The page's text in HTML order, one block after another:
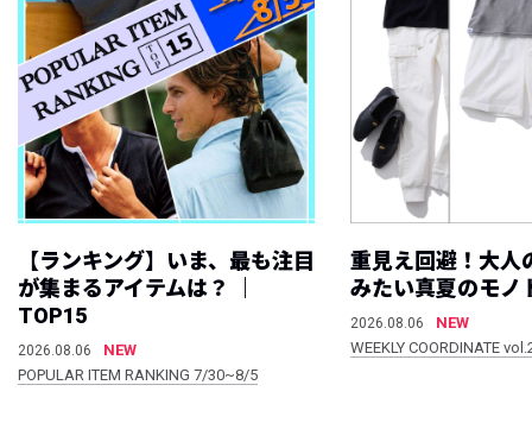
【ランキング】いま、最も注目
が集まるアイテムは？ ｜
TOP15
2026.08.06
NEW
POPULAR ITEM RANKING 7/30~8/5
重見え回避！大人
みたい真夏のモノ
2026.08.06
NEW
WEEKLY COORDINATE